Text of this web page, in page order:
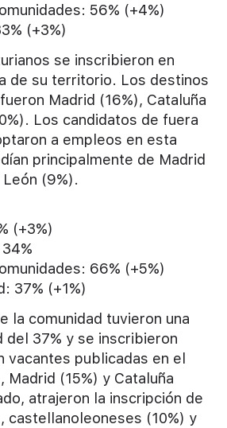
56% (+4%)
(+3%)
se inscribieron en
de su territorio. Los destinos
Madrid (16%), Cataluña
Los candidatos de fuera
a empleos en esta
principalmente de Madrid
León (9%).
(+3%)
66% (+5%)
37% (+1%)
la comunidad tuvieron una
del 37% y se inscribieron
vacantes publicadas en el
Madrid (15%) y Cataluña
atrajeron la inscripción de
castellanoleoneses (10%) y